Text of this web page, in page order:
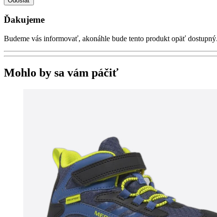
Ďakujeme
Budeme vás informovať, akonáhle bude tento produkt opäť
Mohlo by sa vám páčiť